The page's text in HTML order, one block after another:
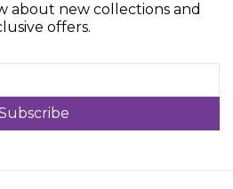
about new collections and
offers.